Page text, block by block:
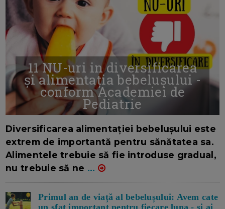
11 NU-uri in diversificarea
și alimentația bebelușului -
conform Academiei de
Pediatrie
Diversificarea alimentației bebelușului este
extrem de importantă pentru sănătatea sa.
Alimentele trebuie să fie introduse gradual,
nu trebuie să ne ...
Primul an de viață al bebelușului: Avem cate
un sfat important pentru fiecare luna - si ai